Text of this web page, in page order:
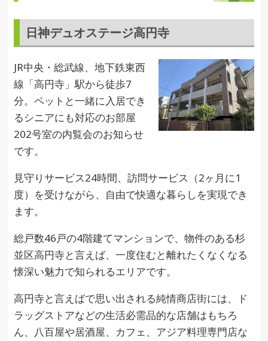
日神デュオステージ高円寺
JR中央・総武線、地下鉄東西
線「高円寺」駅から徒歩7
分。ペットと一緒に入居でき
るシニアにも対応のお部屋
202号室の内覧会のお知らせ
です。
見守りサービス24時間、訪問サービス（2ヶ月に1
度）を受けながら、自由で快適な暮らしを実現でき
ます。
総戸数46戸の4階建てマンションで、物件のある杉
並区高円寺と言えば、一度住むと離れたくなくなる
懐深い魅力で知られるエリアです。
高円寺と言えばで思い出される純情商店街には、ド
ラッグストアなどの生活必需品的な店舗はもちろ
ん、八百屋や居酒屋、カフェ、アジア料理専門店な